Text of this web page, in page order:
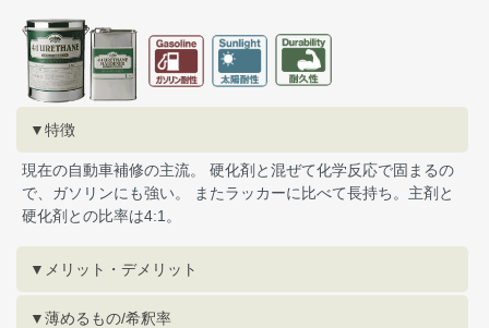
▼特徴
現在の自動車補修の主流。 硬化剤と混ぜて化学反応で固まるの
で、ガソリンにも強い。 またラッカーに比べて長持ち。主剤と
硬化剤との比率は4:1。
▼メリット・デメリット
▼薄めるもの/希釈率